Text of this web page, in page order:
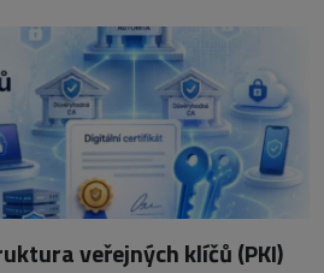
veřejných klíčů (PKI)